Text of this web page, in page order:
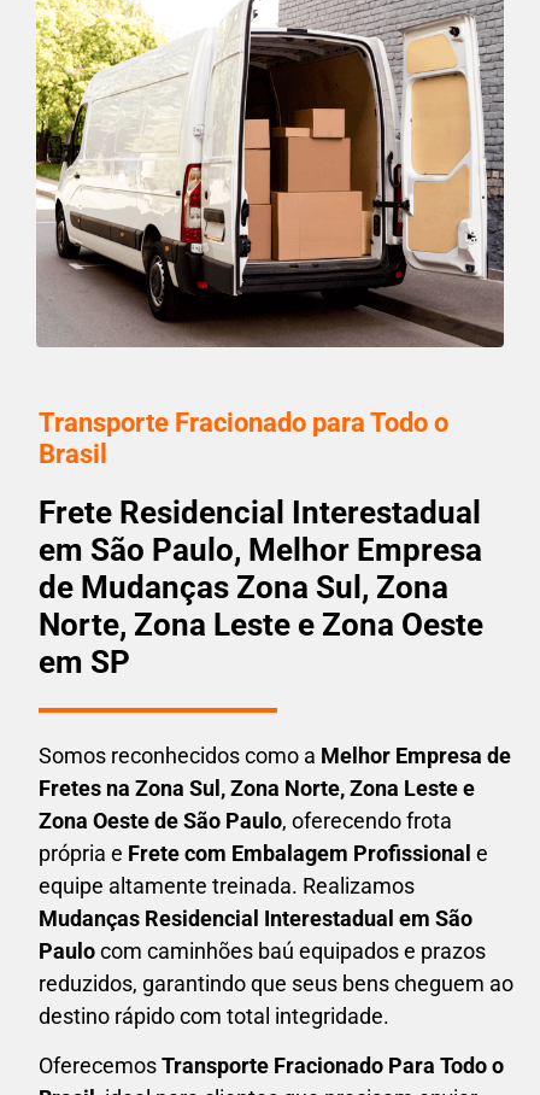
Transporte Fracionado para Todo o
Brasil
Frete Residencial Interestadual
em São Paulo, Melhor Empresa
de Mudanças Zona Sul, Zona
Norte, Zona Leste e Zona Oeste
em SP
Somos reconhecidos como a Melhor Empresa de
Fretes na Zona Sul, Zona Norte, Zona Leste e
Zona Oeste de São Paulo, oferecendo frota
própria e Frete com Embalagem Profissional e
equipe altamente treinada. Realizamos
Mudanças Residencial Interestadual em São
Paulocom caminhões baú equipados e prazos
reduzidos, garantindo que seus bens cheguem ao
destino rápido com total integridade.
OferecemosTransporte Fracionado Para Todo o